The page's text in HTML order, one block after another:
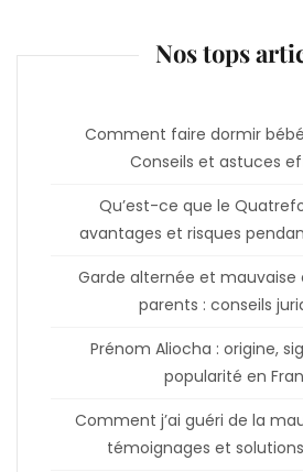
Nos tops
Comment faire dormir
Conseils et astuces
Qu’est-ce que le
avantages et risques
Garde alternée et
parents : conseils
Prénom Aliocha : origine,
popularité en
Comment j’ai guéri de la
témoignages et